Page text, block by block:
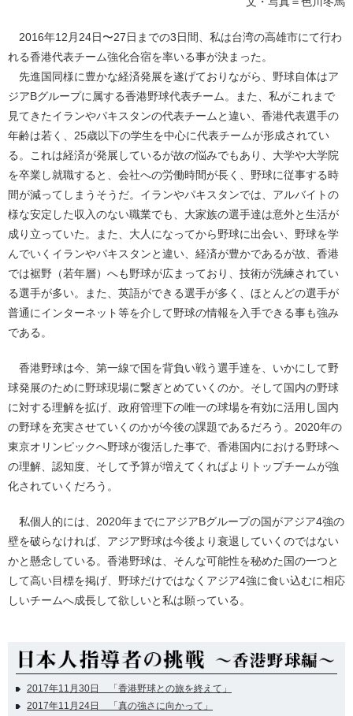
2016年12月24日〜27日までの3日間、私は台湾の高雄市にて行わ
れる香港代表チーム強化合宿を率いる事が決まった。
先進国同様に豊かな経済発展を遂げておりながら、野球自体はア
ジアBグループに属する香港野球代表チーム。また、私がこれまで
見てきたイランやパキスタンの代表チームと違い、香港代表選手の
年齢は若く、25歳以下の学生を中心に代表チームが形成されてい
る。これは経済が発展しているが故の悩みでもあり、大学や大学院
を卒業し就職すると、会社への労働時間が長く、野球に従事する時
間が減ってしまうそうだ。イランやパキスタンでは、アルバイトの
様な安定した収入のない職業でも、大家族の選手達は意外と生活が
成り立っていた。また、大人になってから野球に出会い、野球を学
んでいくイランやパキスタンと違い、経済が豊かであるが故、香港
では裾野（若年層）へも野球が広まっており、技術が洗練されてい
る選手が多い。また、英語ができる選手が多く、ほとんどの選手が
普通にインターネット等を介して野球の情報を入手できる事も強み
である。
香港野球は今、第一線で国を背負い戦う選手達を、いかにして野
球発展のために野球現場に繋ぎとめていくのか。そして国内の野球
に対する理解を拡げ、政府管理下の唯一の球場を有効に活用し国内
の野球を充実させていくのかが今後の課題であるだろう。2020年の
東京オリンピックへ野球が復活した事で、香港国内における野球へ
の理解、認知度、そして予算が増えてくればよりトップチームが強
化されていくだろう。
私個人的には、2020年までにアジアBグループの国がアジア4強の
壁を破らなければ、アジア野球は今後より衰退していくのではない
かと懸念している。香港野球は、そんな可能性を秘めた国の一つと
して高い目標を掲げ、野球だけではなくアジア4強に食い込むに相応
しいチームへ成長して欲しいと私は願っている。
2017年11月30日 「香港野球との旅を終えて」
2017年11月24日 「真の強さに向かって」